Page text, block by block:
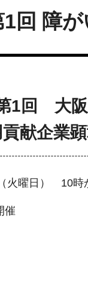
回 障
回 大阪
献企業
火曜日） 10時
催